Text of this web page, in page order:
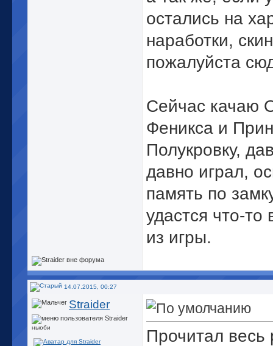
остались на
наработки,
пожалуйста
Сейчас качаю
Феникса и
Полукровку,
давно играл,
память по
удастся что-то
из игры.
14.07.2015, 00:27
Straider
ньюби
Прочитал весь